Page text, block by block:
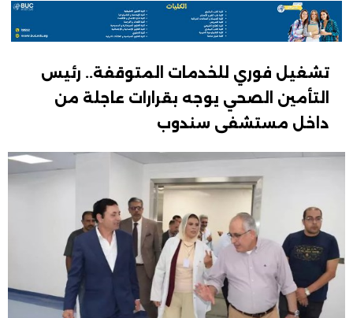
تشغيل فوري للخدمات المتوقفة.. رئيس
التأمين الصحي يوجه بقرارات عاجلة من
داخل مستشفى سندوب